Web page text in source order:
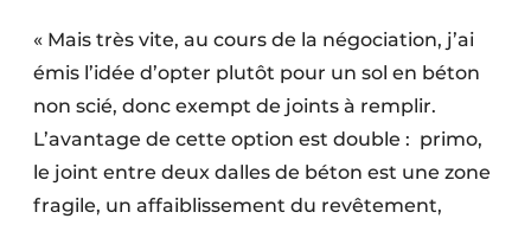
« Mais très vite, au cours de la négociation, j’ai
émis l’idée d’opter plutôt pour un sol en béton
non scié, donc exempt de joints à remplir.
L’avantage de cette option est double : primo,
le joint entre deux dalles de béton est une zone
fragile, un affaiblissement du revêtement,